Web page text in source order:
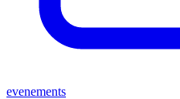
evenements